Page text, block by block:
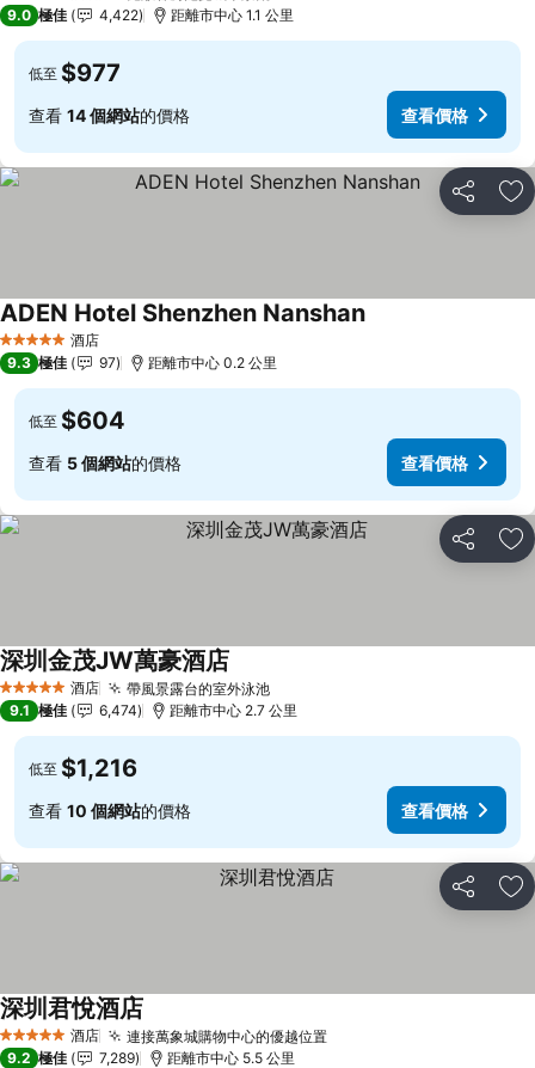
9.0 極佳 4,422 距離市中心 1.1 公里
低至 $977
查看 14 個網站的價格 查看價格
分享 放
5 星級 酒店
ADEN Hotel Shenzhen Nanshan
9.3 極佳 97 距離市中心 0.2 公里
低至 $604
查看 5 個網站的價格 查看價格
分享 放
5 星級 酒店 帶風景露台的室外泳池
深圳金茂JW萬豪酒店
9.1 極佳 6,474 距離市中心 2.7 公里
低至 $1,216
查看 10 個網站的價格 查看價格
分享 放
5 星級 酒店 連接萬象城購物中心的優越位置
深圳君悅酒店
9.2 極佳 7,289 距離市中心 5.5 公里